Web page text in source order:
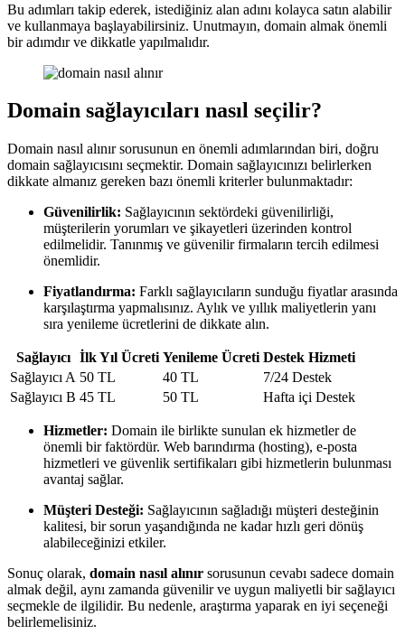
Bu adımları takip ederek, istediğiniz alan adını kolayca satın alabilir
ve kullanmaya başlayabilirsiniz. Unutmayın, domain almak önemli
bir adımdır ve dikkatle yapılmalıdır.
Domain sağlayıcıları nasıl seçilir?
Domain nasıl alınır sorusunun en önemli adımlarından biri, doğru
domain sağlayıcısını seçmektir. Domain sağlayıcınızı belirlerken
dikkate almanız gereken bazı önemli kriterler bulunmaktadır:
Güvenilirlik: Sağlayıcının sektördeki güvenilirliği,
müşterilerin yorumları ve şikayetleri üzerinden kontrol
edilmelidir. Tanınmış ve güvenilir firmaların tercih edilmesi
önemlidir.
Fiyatlandırma: Farklı sağlayıcıların sunduğu fiyatlar arasında
karşılaştırma yapmalısınız. Aylık ve yıllık maliyetlerin yanı
sıra yenileme ücretlerini de dikkate alın.
Sağlayıcı İlk Yıl Ücreti Yenileme Ücreti Destek Hizmeti
Sağlayıcı A 50 TL 40 TL
7/24 Destek
Sağlayıcı B 45 TL 50 TL Hafta içi Destek
Hizmetler: Domain ile birlikte sunulan ek hizmetler de
önemli bir faktördür. Web barındırma (hosting), e-posta
hizmetleri ve güvenlik sertifikaları gibi hizmetlerin bulunması
avantaj sağlar.
Müşteri Desteği: Sağlayıcının sağladığı müşteri desteğinin
kalitesi, bir sorun yaşandığında ne kadar hızlı geri dönüş
alabileceğinizi etkiler.
Sonuç olarak, domain nasıl alınır sorusunun cevabı sadece domain
almak değil, aynı zamanda güvenilir ve uygun maliyetli bir sağlayıcı
seçmekle de ilgilidir. Bu nedenle, araştırma yaparak en iyi seçeneği
belirlemelisiniz.